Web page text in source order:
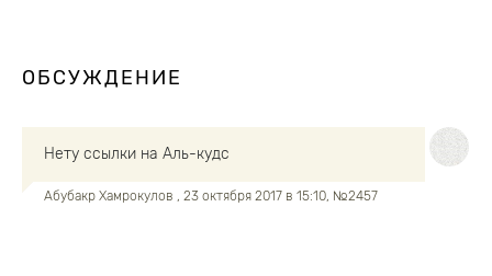
ОБСУЖДЕНИЕ
Нету ссылки на Аль-кудс
Абубакр Хамрокулов , 23 октября 2017 в 15:10, №2457